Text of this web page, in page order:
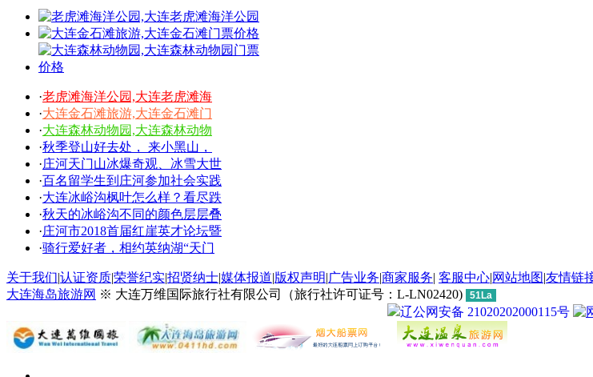
·老虎滩海洋公园,大连老虎滩海
·大连金石滩旅游,大连金石滩门
·大连森林动物园,大连森林动物
·秋季登山好去处， 来小黑山，
·庄河天门山冰爆奇观、冰雪大世
·百名留学生到庄河参加社会实践
·大连冰峪沟枫叶怎么样？看尽跌
·秋天的冰峪沟不同的颜色层层叠
·庄河市2018首届红崖英才论坛暨
·骑行爱好者，相约英纳湖“天门
关于我们|认证资质|荣誉纪实|招贤纳士|媒体报道|版权声明|广告业务|商家服务| 客服中心|网站地图|友情链
大连海岛旅游网 ※ 大连万维国际旅行社有限公司（旅行社许可证号：L-LN02420) 51La
辽公网安备 21020202000115号